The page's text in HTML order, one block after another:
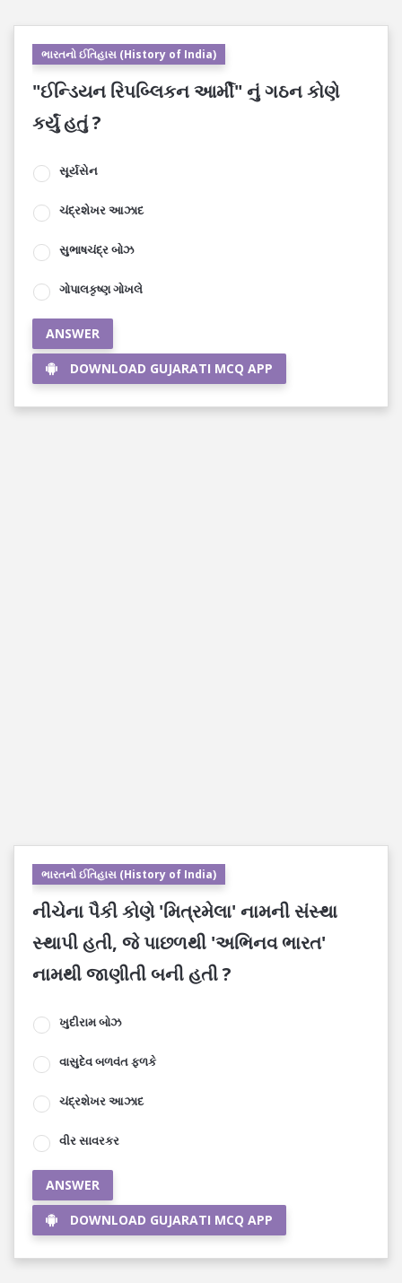
ભારતનો ઈતિહાસ (History of India)
"ઈન્ડિયન રિપબ્લિકન આર્મી" નું ગઠન કોણે
કર્યું હતું ?
સૂર્યસેન
ચંદ્રશેખર આઝાદ
સુભાષચંદ્ર બોઝ
ગોપાલકૃષ્ણ ગોખલે
ANSWER
DOWNLOAD GUJARATI MCQ APP
ભારતનો ઈતિહાસ (History of India)
નીચેના પૈકી કોણે 'મિત્રમેલા' નામની સંસ્થા
સ્થાપી હતી, જે પાછળથી 'અભિનવ ભારત'
નામથી જાણીતી બની હતી ?
ખુદીરામ બોઝ
વાસુદેવ બળવંત ફળકે
ચંદ્રશેખર આઝાદ
વીર સાવરકર
ANSWER
DOWNLOAD GUJARATI MCQ APP